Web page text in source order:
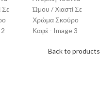
Back to products